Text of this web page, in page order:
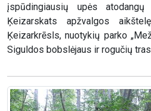
įspūdingiausių upės
Ķeizarskats apžvalgos
Ķeizarkrēsls, nuotykių parko
Siguldos bobslėjaus ir rogučių